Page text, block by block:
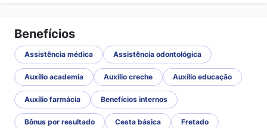
Benefícios
Assistência médica Assistência odontológica
Auxílio academia Auxílio creche Auxílio educação
Auxílio farmácia Benefícios internos
Bônus por resultado Cesta básica Fretado